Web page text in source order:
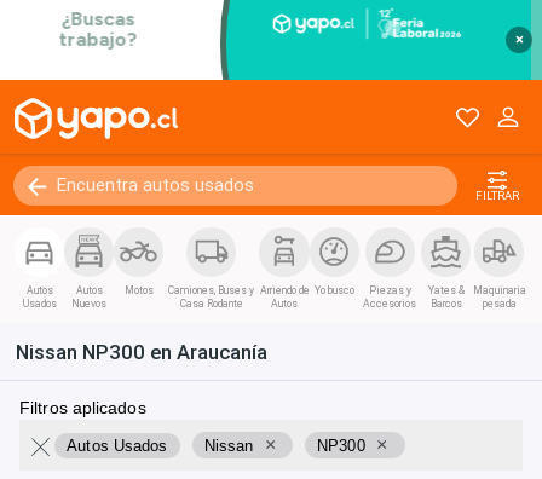
×
FILTRAR
Autos
Usados
Autos
Nuevos
Motos
Camiones, Buses y
Casa Rodante
Arriendo de
Autos
Yo busco
Piezas y
Accesorios
Yates &
Barcos
Maquinaria
pesada
Nissan NP300 en Araucanía
Filtros aplicados
Autos Usados Nissan × NP300 ×